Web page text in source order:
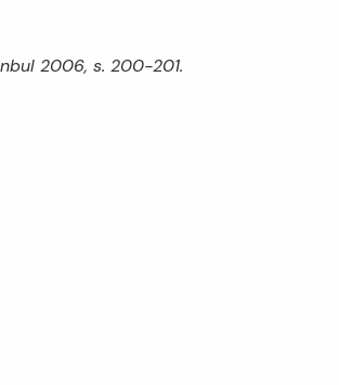
2006, s. 200-201.